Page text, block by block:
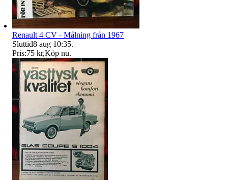
Renault 4 CV - Målning från 1967
Sluttid8 aug 10:35.
Pris:75 kr,Köp nu.